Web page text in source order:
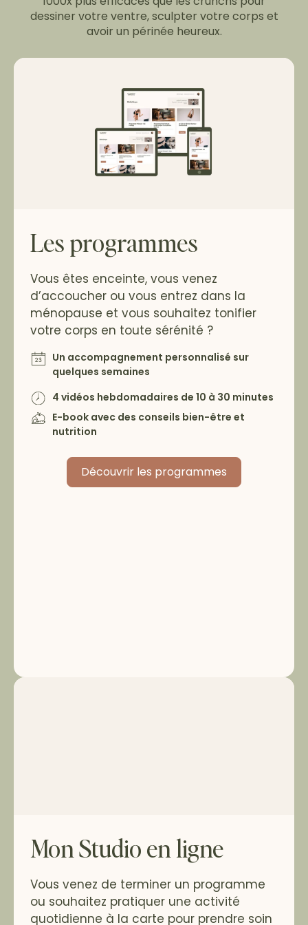
dessiner votre ventre, sculpter votre corps et
avoir un périnée heureux.
Les programmes
Vous êtes enceinte, vous venez
d’accoucher ou vous entrez dans la
ménopause et vous souhaitez tonifier
votre corps en toute sérénité ?
Un accompagnement personnalisé sur
quelques semaines
4 vidéos hebdomadaires de 10 à 30 minutes
E-book avec des conseils bien-être et
nutrition
Découvrir les programmes
Mon Studio en ligne
Vous venez de terminer un programme
ou souhaitez pratiquer une activité
quotidienne à la carte pour prendre soin